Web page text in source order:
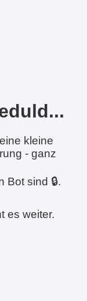
kleine
- ganz
Bot sind 🔒.
es weiter.